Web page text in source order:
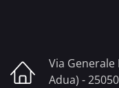
Via Generale
Adua) -